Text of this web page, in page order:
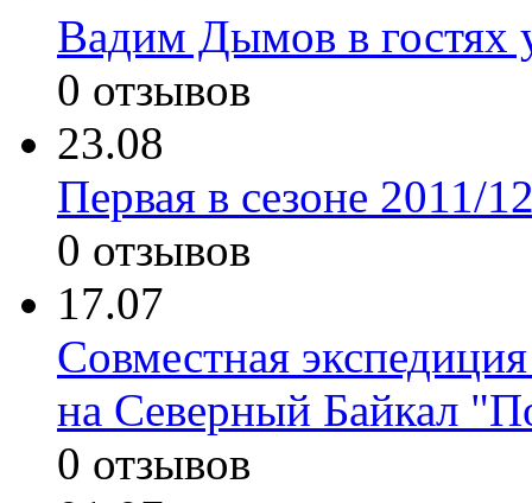
Вадим Дымов в
0 отзывов
23.08
Первая в сезоне
0 отзывов
17.07
Совместная
на Северный Байкал
0 отзывов